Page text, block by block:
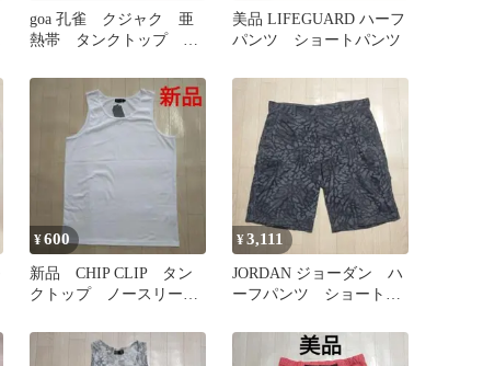
goa 孔雀 クジャク 亜
熱帯 タンクトップ ノ
美品 LIFEGUARD ハーフ
パンツ ショートパンツ
¥600
新品 CHIP CLIP タン
クトップ ノースリー
¥3,111
JORDAN ジョーダン ハ
ーフパンツ ショートパ
ン 総柄